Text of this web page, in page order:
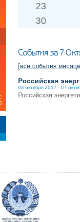
23
30
События за 7
[все события
Российская
03 октября 2017 - 07
Российская